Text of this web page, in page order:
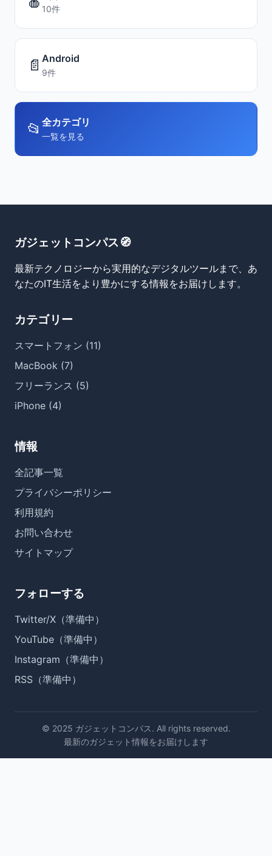
10件
📄 Android
9件
📂 全カテゴリ
一覧を見る
ガジェットコンパス🧭
最新テクノロジーから実用的なデジタルツールまで、あ
なたのIT生活をより豊かにする情報をお届けします。
カテゴリー
スマートフォン (11)
MacBook (7)
フリーランス (5)
iPhone (4)
情報
全記事一覧
プライバシーポリシー
利用規約
お問い合わせ
サイトマップ
フォローする
Twitter/X（準備中）
YouTube（準備中）
Instagram（準備中）
RSS（準備中）
© 2025 ガジェットコンパス. All rights reserved.
最新のガジェット情報をお届けします